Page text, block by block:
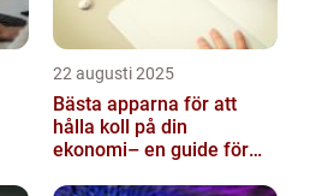
22 augusti 2025
Bästa apparna för att
hålla koll på din
ekonomi– en guide för